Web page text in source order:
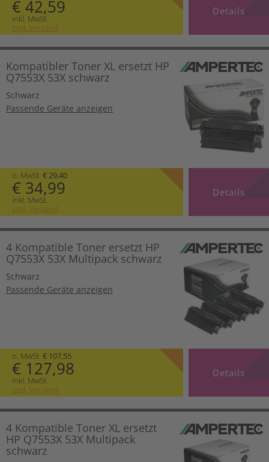
€ 42,59
inkl. MwSt.
zzgl. Versand
Details
Kompatibler Toner XL ersetzt HP
Q7553X 53X schwarz
Schwarz
Passende Geräte anzeigen
o. MwSt. € 29,40
€ 34,99
inkl. MwSt.
zzgl. Versand
Details
4 Kompatible Toner ersetzt HP
Q7553X 53X Multipack schwarz
Schwarz
Passende Geräte anzeigen
o. MwSt. € 107,55
€ 127,98
inkl. MwSt.
zzgl. Versand
Details
4 Kompatible Toner XL ersetzt
HP Q7553X 53X Multipack
schwarz